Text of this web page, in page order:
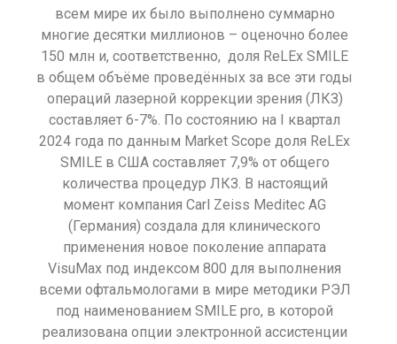
всем мире их было выполнено суммарно
многие десятки миллионов – оценочно более
150 млн и, соответственно, доля ReLEx SMILE
в общем объёме проведённых за все эти годы
операций лазерной коррекции зрения (ЛКЗ)
составляет 6-7%. По состоянию на I квартал
2024 года по данным Market Scope доля ReLEx
SMILE в США составляет 7,9% от общего
количества процедур ЛКЗ. В настоящий
момент компания Carl Zeiss Meditec AG
(Германия) создала для клинического
применения новое поколение аппарата
VisuMax под индексом 800 для выполнения
всеми офтальмологами в мире методики РЭЛ
под наименованием SMILE pro, в которой
реализована опции электронной ассистенции